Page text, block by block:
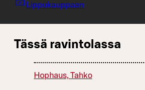
Lippukauppaan
Tässä ravintolassa
Hophaus, Tahko